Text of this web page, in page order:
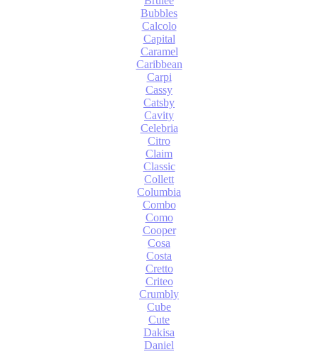
Bubbles
Calcolo
Capital
Caramel
Caribbean
Carpi
Cassy
Catsby
Cavity
Celebria
Citro
Claim
Classic
Collett
Columbia
Combo
Como
Cooper
Cosa
Costa
Cretto
Criteo
Crumbly
Cube
Cute
Dakisa
Daniel